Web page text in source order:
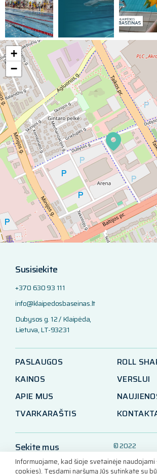
Susisiekite
+370 630 93 111
info@klaipedosbaseinas.lt
Dubysos g. 12 / Klaipėda,
Lietuva, LT-93231
PASLAUGOS
KAINOS
APIE MUS
TVARKARAŠTIS
ROLL
VERSLUI
Sekite mus
LinkedIn
© 2022
Klaipėdos
+
−
Informuojame, kad šioje svetainėje naudojami
cookies). Tęsdami naršymą Jūs sutinkate su